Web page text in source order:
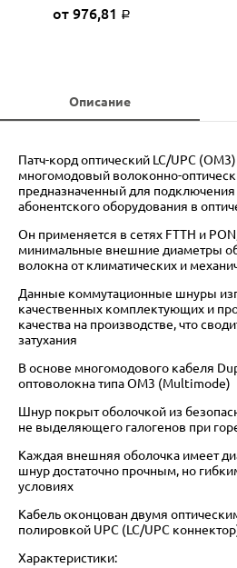
от 976,81 Р
Описание
Патч-корд оптический LC/UPC
многомодовый волоконно-
предназначенный для подключения
абонентского оборудования в
Он применяется в сетях FTTH и
минимальные внешние диаметры
волокна от климатических и
Данные коммутационные шнуры
качественных комплектующих и
качества на производстве, что
затухания
В основе многомодового кабеля
оптоволокна типа OM3 (Multimode)
Шнур покрыт оболочкой из
не выделяющего галогенов при
Каждая внешняя оболочка имеет
шнур достаточно прочным, но
условиях
Кабель оконцован двумя
полировкой UPC (LC/UPC
Характеристики: